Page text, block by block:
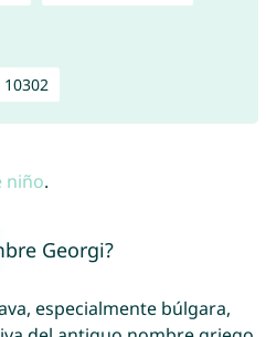
10302
niño.
Georgi?
especialmente búlgara,